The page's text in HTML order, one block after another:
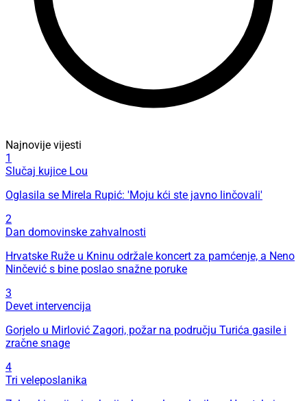
Najnovije vijesti
1
Slučaj kujice Lou
Oglasila se Mirela Rupić: 'Moju kći ste javno linčovali'
2
Dan domovinske zahvalnosti
Hrvatske Ruže u Kninu održale koncert za pamćenje, a Neno
Ninčević s bine poslao snažne poruke
3
Devet intervencija
Gorjelo u Mirlović Zagori, požar na području Turića gasile i
zračne snage
4
Tri veleposlanika